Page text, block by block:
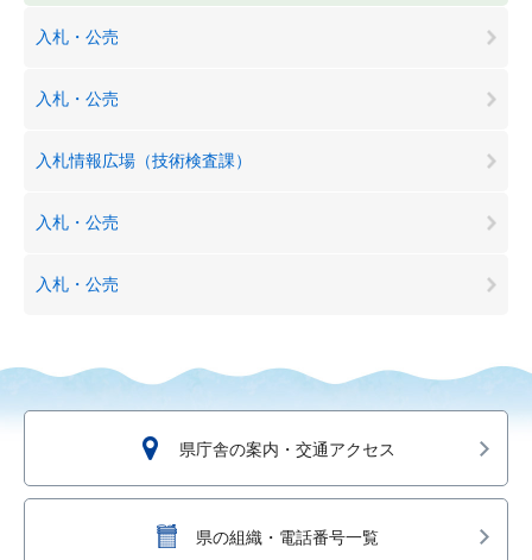
入札・公売
入札・公売
入札情報広場（技術検査課）
入札・公売
入札・公売
県庁舎の案内・交通アクセス
県の組織・電話番号一覧